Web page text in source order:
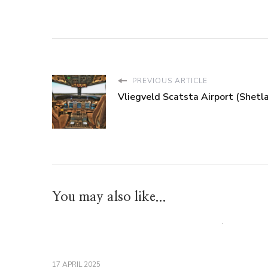
PREVIOUS ARTICLE
Vliegveld Scatsta Airport
You may also like...
17 APRIL 2025